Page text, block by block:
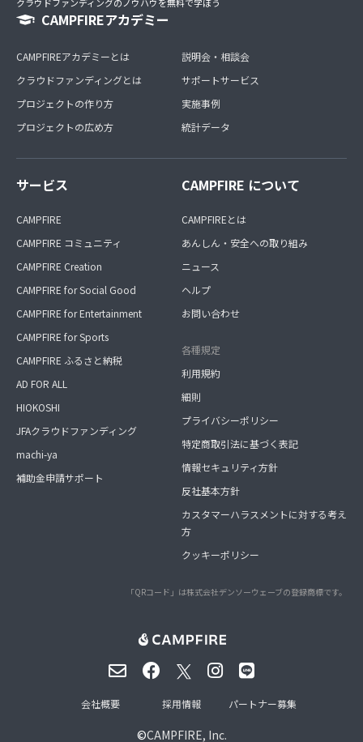
クラウドファンディングのノウハウを無料で学ぼう
CAMPFIREアカデミー
CAMPFIREアカデミーとは
クラウドファンディングとは
プロジェクトの作り方
プロジェクトの広め方
説明会・相談会
サポートサービス
実施事例
統計データ
サービス
CAMPFIRE
CAMPFIRE コミュニティ
CAMPFIRE Creation
CAMPFIRE for Social Good
CAMPFIRE for Entertainment
CAMPFIRE for Sports
CAMPFIRE ふるさと納税
AD FOR ALL
HIOKOSHI
JFAクラウドファンディング
machi-ya
補助金申請サポート
CAMPFIRE について
CAMPFIREとは
あんしん・安全への取り組み
ニュース
ヘルプ
お問い合わせ
各種規定
利用規約
細則
プライバシーポリシー
特定商取引法に基づく表記
情報セキュリティ方針
反社基本方針
カスタマーハラスメントに対する考え
方
クッキーポリシー
「QRコード」は株式会社デンソーウェーブの登録商標です。
©CAMPFIRE, Inc.
会社概要 採用情報 パートナー募集